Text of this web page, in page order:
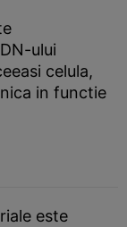
ului
celula,
in functie
este